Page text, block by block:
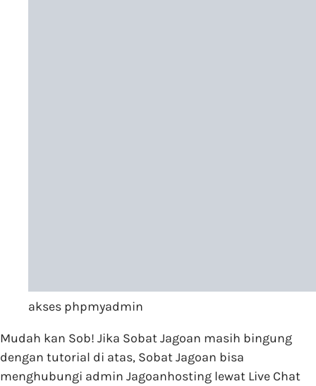
akses phpmyadmin
Mudah kan Sob! Jika Sobat Jagoan masih bingung
dengan tutorial di atas, Sobat Jagoan bisa
menghubungi admin Jagoanhosting lewat Live Chat